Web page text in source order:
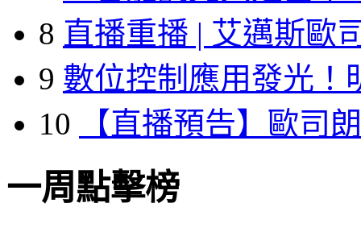
8 直播重播 | 艾邁斯歐
9 數位控制應用發光！
10
【直播預告】歐司
一周點擊榜